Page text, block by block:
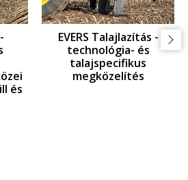
GYOMKEZELÉS -
KAPÁLÁS: technológia-
és talajspecifikus
gyakorlata és eszközei
az EINBÖCK innováció